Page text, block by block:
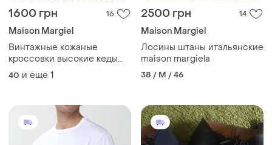
1600 грн 16
Maison Margiel
Винтажные кожаные
кроссовки высокие кеды
closed унисекс модель
40 и еще 1
2500 грн 14
Maison Margiel
Лосины штаны итальянские
maison margiela
38 / M / 46